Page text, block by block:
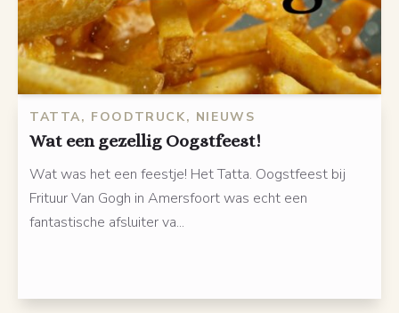
TATTA, FOODTRUCK, NIEUWS
Wat een gezellig Oogstfeest!
Wat was het een feestje! Het Tatta. Oogstfeest bij
Frituur Van Gogh in Amersfoort was echt een
fantastische afsluiter va...